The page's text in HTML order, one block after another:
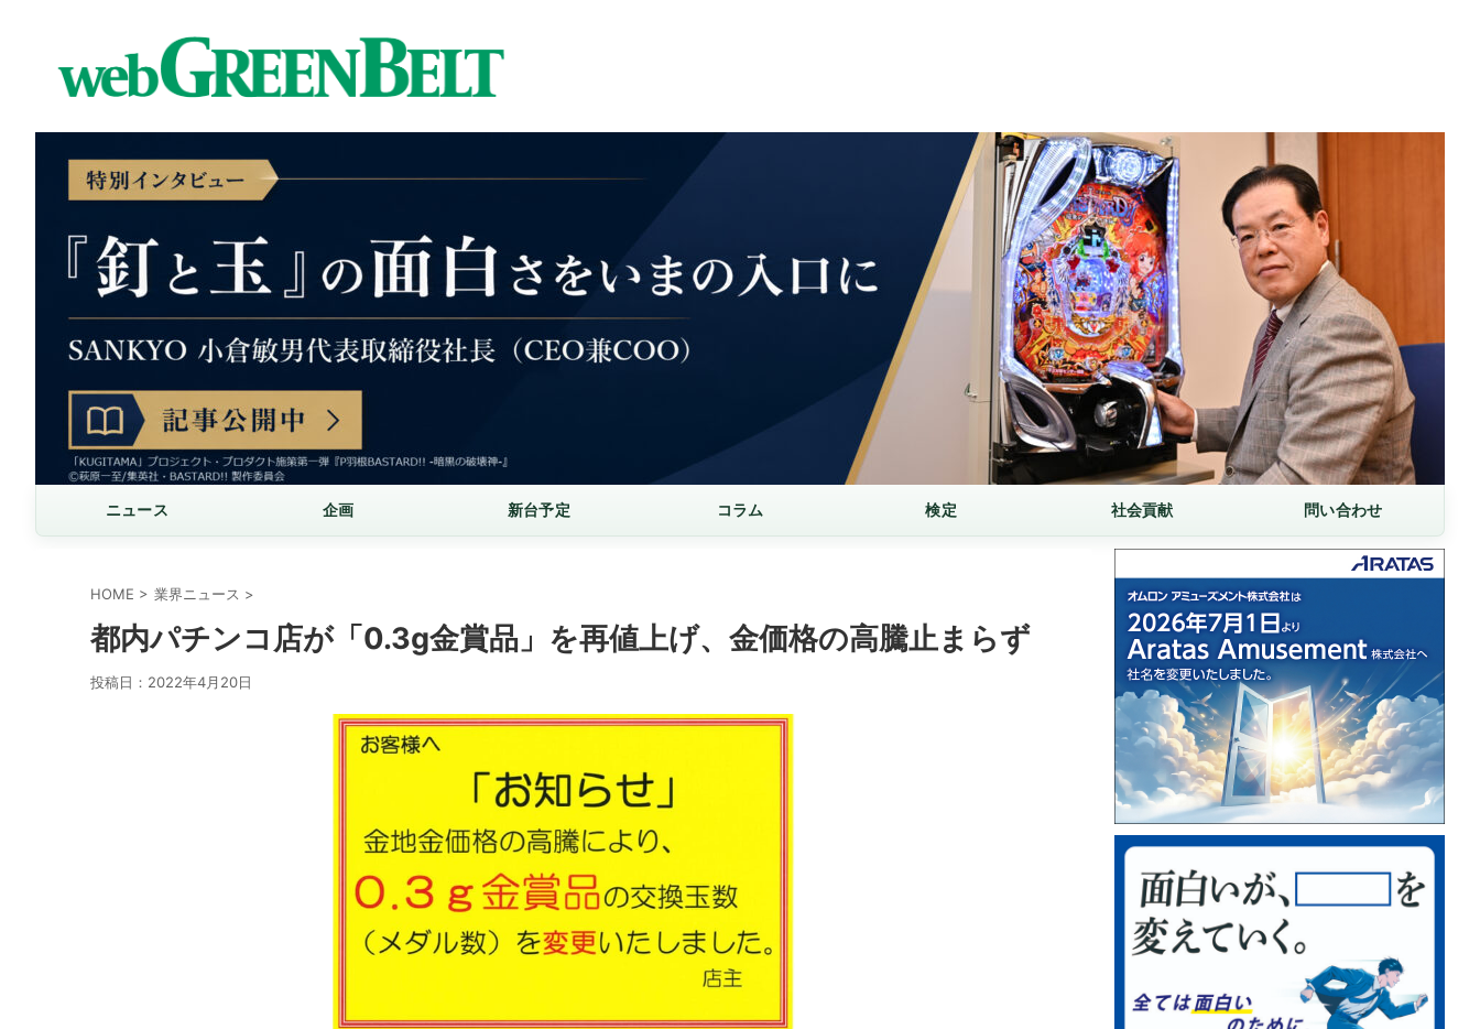
ニュース 企画 新台予定 コラム 検定 社会貢献 問い合わせ
HOME > 業界ニュース >
都内パチンコ店が「0.3g金賞品」を再値上げ、金価格の高騰止まらず
投稿日： 2022年4月20日